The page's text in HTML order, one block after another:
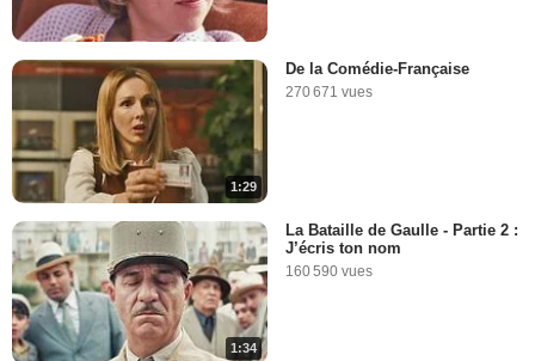
1:29
De la Comédie-Française
270 671 vues
1:34
La Bataille de Gaulle - Partie 2 :
J’écris ton nom
160 590 vues